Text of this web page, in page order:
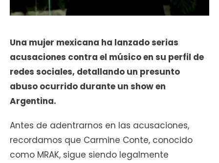
Una mujer mexicana ha lanzado serias
acusaciones contra el músico en su perfil de
redes sociales, detallando un presunto
abuso ocurrido durante un show en
Argentina.
Antes de adentrarnos en las acusaciones,
recordamos que Carmine Conte, conocido
como MRAK, sigue siendo legalmente